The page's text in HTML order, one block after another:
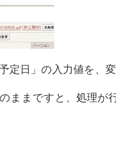
定日」の入力値を、
ままですと、処理が